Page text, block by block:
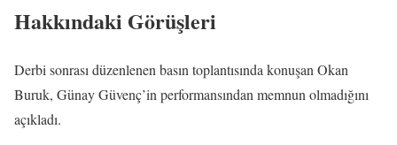
Hakkındaki Görüşleri
Derbi sonrası düzenlenen basın toplantısında konuşan Okan
Buruk, Günay Güvenç’in performansından memnun olmadığını
açıkladı.